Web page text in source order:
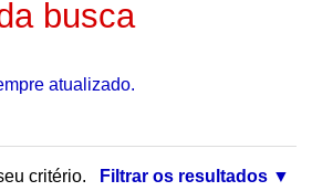
busca
atualizado.
critério.
Filtrar os resultados